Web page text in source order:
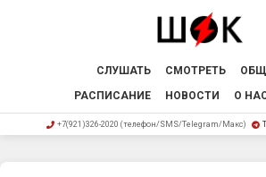
СЛУШАТЬ СМОТРЕТЬ
РАСПИСАНИЕ
НОВОСТИ О
+7(921)326-2020 (телефон/SMS/Telegram/Макс)